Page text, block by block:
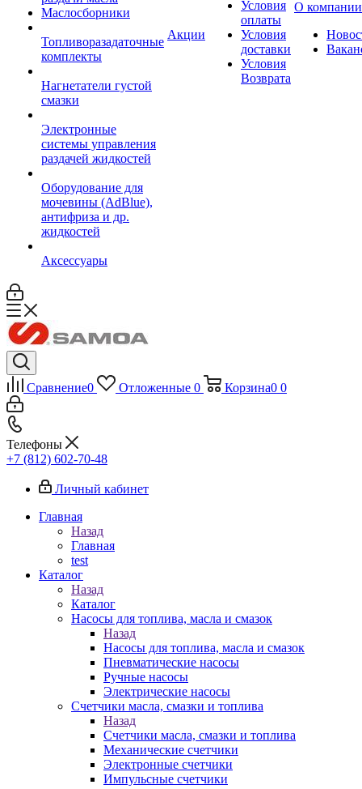
Маслосборники
Топливоразадаточные
комплекты
Нагнетатели густой
смазки
Электронные
системы управления
раздачей жидкостей
Оборудование для
мочевины (AdBlue),
антифриза и др.
жидкостей
Аксессуары
Акции
Условия
оплаты
Условия
доставки
Условия
Возврата
О компании
Сравнение0 Отложенные 0 Корзина0 0
Телефоны
+7 (812) 602-70-48
Личный кабинет
Главная
Назад
Главная
test
Каталог
Назад
Каталог
Насосы для топлива, масла и смазок
Назад
Насосы для топлива, масла и смазок
Пневматические насосы
Ручные насосы
Электрические насосы
Счетчики масла, смазки и топлива
Назад
Счетчики масла, смазки и топлива
Механические счетчики
Электронные счетчики
Импульсные счетчики